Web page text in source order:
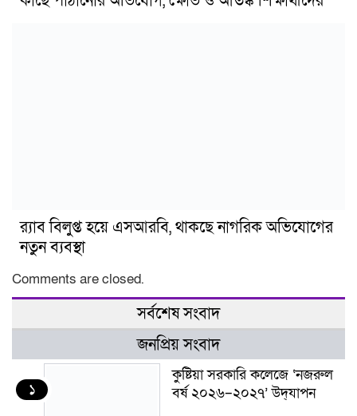
র‍্যাব বিলুপ্ত হয়ে এসআরবি, থাকছে নাগরিক অভিযোগের
নতুন ব্যবস্থা
Comments are closed.
সর্বশেষ সংবাদ
জনপ্রিয় সংবাদ
১
কুষ্টিয়া সরকারি কলেজে ‘নজরুল
বর্ষ ২০২৬–২০২৭’ উদ্‌যাপন